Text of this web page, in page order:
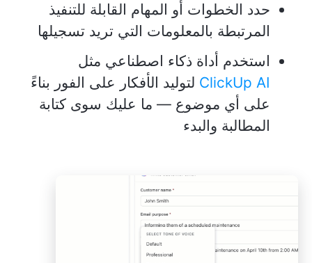
حدد الخطوات أو المهام القابلة للتنفيذ
المرتبطة بالمعلومات التي تريد تسجيلها
استخدم أداة ذكاء اصطناعي مثل
ClickUp AI لتوليد الأفكار على الفور بناءً
على أي موضوع — ما عليك سوى كتابة
المطالبة والبدء